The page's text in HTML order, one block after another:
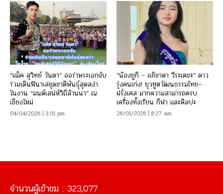
“แม็ค สุวิทย์ วันตา” ออร่าพระเอกจับ
ร่วมเดินฟินาเล่ชุดชาติพันธุ์สุดสง่า
ในงาน “มนต์เสน่ห์วิถีล้านนา” ณ
เชียงใหม่
04/04/2026 | 3:01 pm
“น้องยูกิ – อภิชาดา วีระเตชะ” ดาว
รุ่งคนเก่ง! ยุวทูตวัฒนธรรมไทย–
ฝรั่งเศส มากความสามารถครบ
เครื่องทั้งเรียน กีฬา และศิลปะ
28/01/2026 | 8:27 am
จำนวนผู้เข้าชม : 323,077